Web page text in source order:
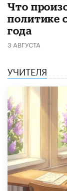
​Что
политике
года
3 АВГУСТА
УЧИТЕЛЯ